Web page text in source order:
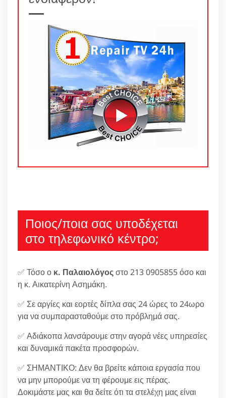
Ποιος/ποια σας υποδέχεται
στο τηλεφωνικό κέντρο;
✅ Τόσο ο κ. Παλαιολόγοςστο 213 0905855 όσο και
η κ. Αικατερίνη Ασημάκη.
✅ Σε αργίες και εορτές δίπλα σας 24 ώρες το 24ωρο
για να συμπαρασταθούμε στο πρόβλημά σας.
✅ Αδιάκοπα λανσάρουμε στην αγορά νέες υπηρεσίες
και δυναμικά πακέτα προσφορών.
✅ ΣΗΜΑΝΤΙΚΟ: Δεν θα βρείτε κάποια εργασία που
να μην μπορούμε να τη φέρουμε εις πέρας.
Δοκιμάστε μας και θα δείτε ότι τα στελέχη μας είναι